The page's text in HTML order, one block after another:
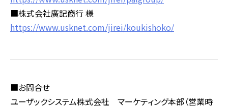
■株式会社廣記商行 様
https://www.usknet.com/jirei/koukishoko/
■お問合せ
ユーザックシステム株式会社 マーケティング本部（営業時